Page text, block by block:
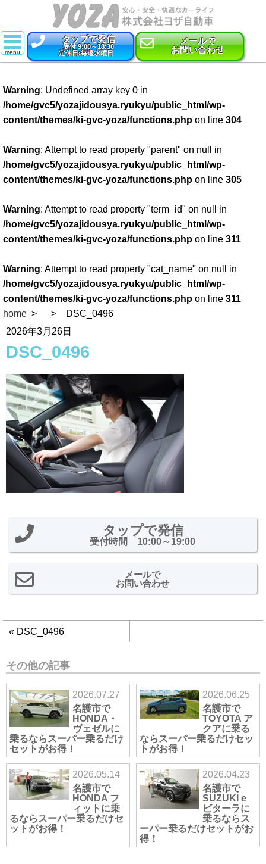
タップで発信
受付 9:00～18:30
定休日:毎週水曜日
メールで
お問い合わせ
新車
特選中古車
車検
点検・整備
コーティング
Warning: Undefined array key 0 in
/home/gvc5/yozajidousya.ryukyu/public_html/wp-
content/themes/ki-gvc-yoza/functions.php on line 304
Warning: Attempt to read property "parent" on null in
/home/gvc5/yozajidousya.ryukyu/public_html/wp-
content/themes/ki-gvc-yoza/functions.php on line 305
Warning: Attempt to read property "term_id" on null in
/home/gvc5/yozajidousya.ryukyu/public_html/wp-
content/themes/ki-gvc-yoza/functions.php on line 311
Warning: Attempt to read property "cat_name" on null in
/home/gvc5/yozajidousya.ryukyu/public_html/wp-
content/themes/ki-gvc-yoza/functions.php on line 311
home
DSC_0496
2026年3月26日
DSC_0496
タップで発信
受付時間 10:00～19:00
メールで
お問い合わせ
« DSC_0496
その他の記事
2026.07.27
名護市で
HONDA・
ヴェゼルに
乗るならスーパー乗るだけ
セットがお得！
2026.06.25
名護市で
TOYOTA ア
クアに乗る
ならスーパー乗るだけセッ
トがお得！
2026.05.14
名護市で
HONDA フ
ィットに乗
るならスーパー乗るだけセ
ットがお得！
2026.04.23
名護市で
SUZUKI e
ビターラに
乗るならス
ーパー乗るだけセットがお
得！